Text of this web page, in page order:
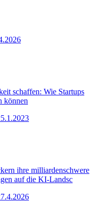
schaffen: Wie Startups
können
ihre milliardenschwere
auf die KI-Landsc